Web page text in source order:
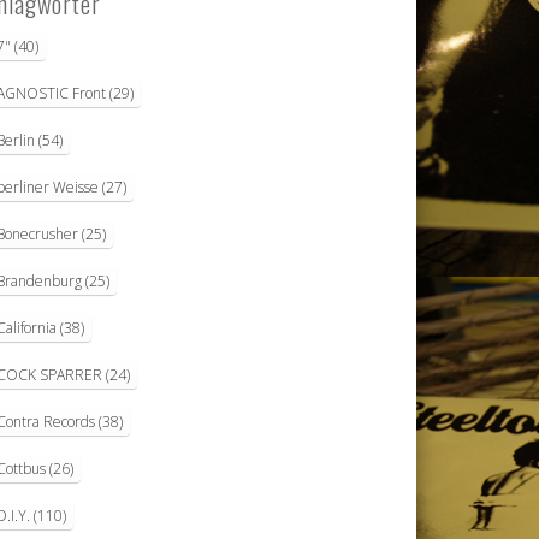
(40)
Front(29)
(54)
Weisse (27)
(25)
(25)
(38)
SPARRER (24)
Records(38)
(26)
(110)